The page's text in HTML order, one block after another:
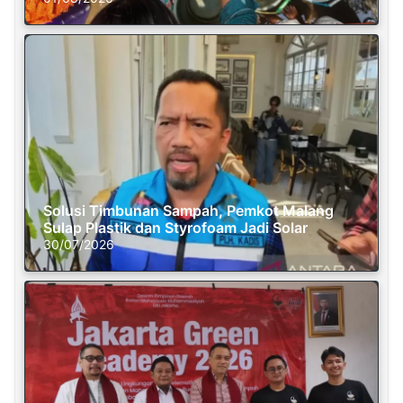
Solusi Timbunan Sampah, Pemkot Malang
Sulap Plastik dan Styrofoam Jadi Solar
30/07/2026